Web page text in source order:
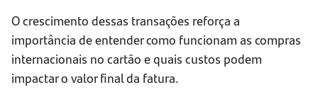
O crescimento dessas transações reforça a
importância de entender como funcionam as compras
internacionais no cartão e quais custos podem
impactar o valor final da fatura.